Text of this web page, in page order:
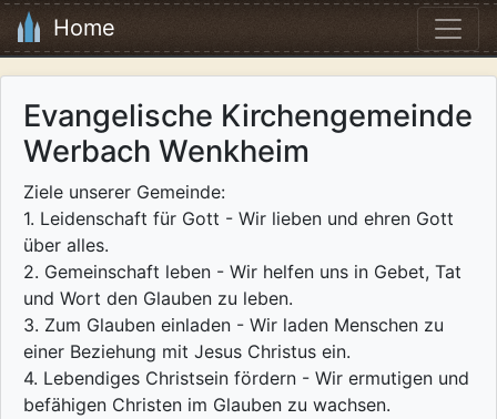
Home
Evangelische Kirchengemeinde
Werbach Wenkheim
Ziele unserer Gemeinde:
1. Leidenschaft für Gott - Wir lieben und ehren Gott
über alles.
2. Gemeinschaft leben - Wir helfen uns in Gebet, Tat
und Wort den Glauben zu leben.
3. Zum Glauben einladen - Wir laden Menschen zu
einer Beziehung mit Jesus Christus ein.
4. Lebendiges Christsein fördern - Wir ermutigen und
befähigen Christen im Glauben zu wachsen.